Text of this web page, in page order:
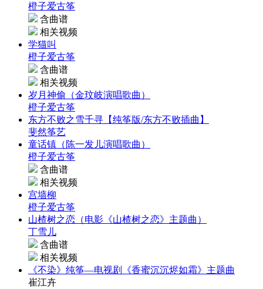
橙子爱古筝
含曲谱
相关视频
学猫叫
橙子爱古筝
含曲谱
相关视频
岁月神偷（金玟岐演唱歌曲）
橙子爱古筝
东方不败之雪千寻【纯筝版/东方不败插曲】
斐然筝艺
童话镇（陈一发儿演唱歌曲）
橙子爱古筝
含曲谱
相关视频
宫墙柳
橙子爱古筝
山楂树之恋（电影《山楂树之恋》主题曲）
丁雪儿
含曲谱
相关视频
《不染》纯筝—电视剧《香蜜沉沉烬如霜》主题曲
崔江卉